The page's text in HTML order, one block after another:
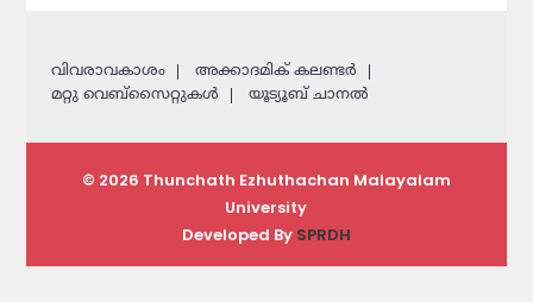
വിവരാവകാശം
അക്കാദമിക് കലണ്ടര്‍
മറ്റു വെബ്സൈറ്റുകള്‍
യൂട്യൂബ് ചാനൽ
© 2026 Thunchath Ezhuthachan Malayalam
University
Developed By SPRDH